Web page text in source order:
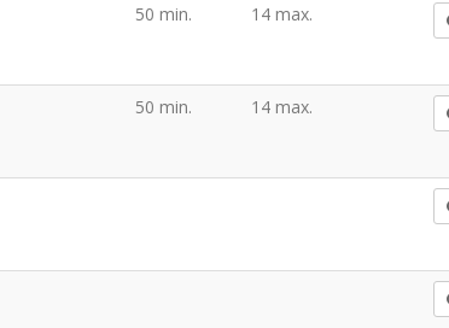
50 min. 14 max.
50 min. 14 max.